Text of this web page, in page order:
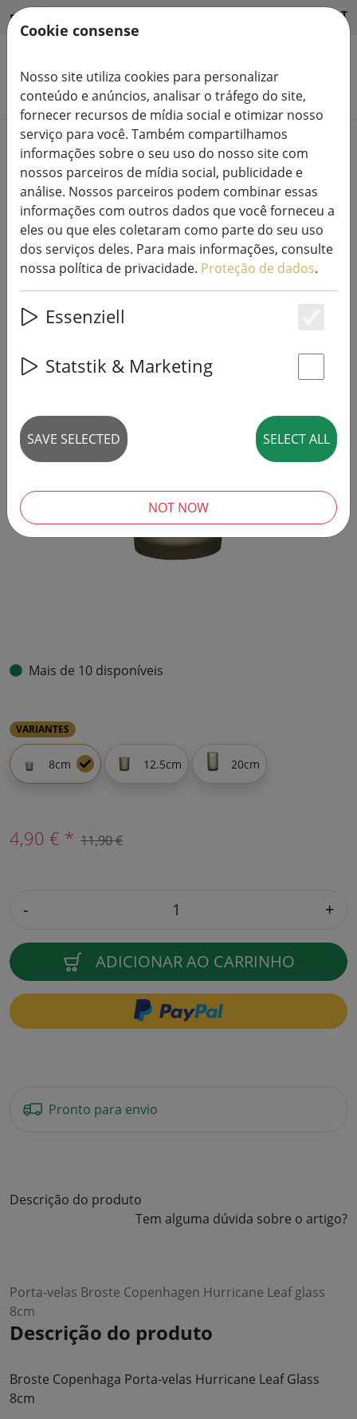
PT HILFE & SUPPORT
Pesquisar produtos
Home Venda%
Porta-velas Broste Copenhagen
Hurricane Leaf glass 8cm
Mais de 10 disponíveis
VARIANTES
8cm 12.5cm 20cm
4,90 € * 11,90 €
- +
ADICIONAR AO CARRINHO
Pronto para envio
Descrição do produto
Tem alguma dúvida sobre o artigo?
Porta-velas Broste Copenhagen Hurricane Leaf glass
8cm
Descrição do produto
Broste Copenhaga Porta-velas Hurricane Leaf Glass
8cm
Cookie consense
Nosso site utiliza cookies para personalizar
conteúdo e anúncios, analisar o tráfego do site,
fornecer recursos de mídia social e otimizar nosso
serviço para você. Também compartilhamos
informações sobre o seu uso do nosso site com
nossos parceiros de mídia social, publicidade e
análise. Nossos parceiros podem combinar essas
informações com outros dados que você forneceu a
eles ou que eles coletaram como parte do seu uso
dos serviços deles. Para mais informações, consulte
nossa política de privacidade. Proteção de dados.
Essenziell
Statstik & Marketing
SAVE SELECTED SELECT ALL
NOT NOW